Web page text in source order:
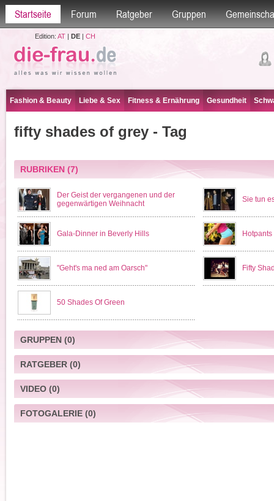
Startseite Forum Ratgeber Gruppen
Edition: AT| DE| CH
Fashion & Beauty Liebe & Sex Fitness & Ernährung Gesundheit
fifty shades of grey - Tag
RUBRIKEN(7)
Der Geist der vergangenen und der
gegenwärtigen Weihnacht
Sie tun
Gala-Dinner in Beverly Hills
"Geht's ma ned am Oarsch" Fifty
50 Shades Of Green
GRUPPEN(0)
RATGEBER(0)
VIDEO(0)
FOTOGALERIE(0)